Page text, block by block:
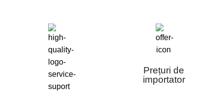
Prețuri de
importator